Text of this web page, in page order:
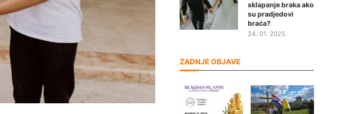
sklapanje braka ako
su pradjedovi
braća?
24. 01. 2025.
ZADNJE OBJAVE